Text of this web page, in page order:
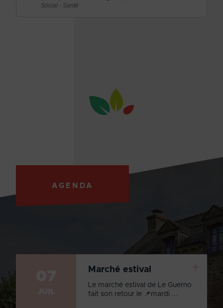
Social - Santé
AGENDA
Marché estival
Le marché estival de Le Guerno
fait son retour le 📌mardi ...